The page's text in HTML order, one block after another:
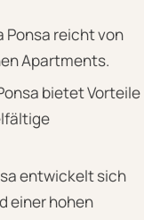
Ponsa reicht von
Apartments.
bietet Vorteile
entwickelt sich
einer hohen